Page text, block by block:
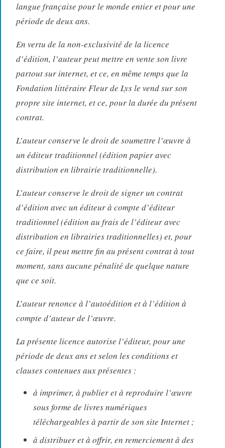
langue française pour le monde entier et pour une
période de deux ans.
En vertu de la non-exclusivité de la licence
d’édition, l’auteur peut mettre en vente son livre
partout sur internet, et ce, en même temps que la
Fondation littéraire Fleur de Lys le vend sur son
propre site internet, et ce, pour la durée du présent
contrat.
L’auteur conserve le droit de soumettre l’œuvre à
un éditeur traditionnel (édition papier avec
distribution en librairie traditionnelle).
L’auteur conserve le droit de signer un contrat
d’édition avec un éditeur à compte d’éditeur
traditionnel (édition au frais de l’éditeur avec
distribution en librairies traditionnelles) et, pour
ce faire, il peut mettre fin au présent contrat à tout
moment, sans aucune pénalité de quelque nature
que ce soit.
L’auteur renonce à l’autoédition et à l’édition à
compte d’auteur de l’œuvre.
La présente licence autorise l’éditeur, pour une
période de deux ans et selon les conditions et
clauses contenues aux présentes :
à imprimer, à publier et à reproduire l’œuvre
sous forme de livres numériques
téléchargeables à partir de son site Internet ;
à distribuer et à offrir, en remerciement à des